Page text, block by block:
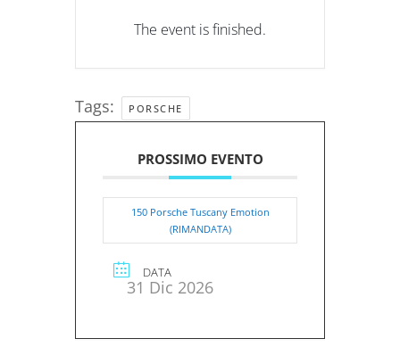
The event is finished.
Tags: PORSCHE
PROSSIMO EVENTO
150 Porsche Tuscany Emotion
(RIMANDATA)
DATA
31 Dic 2026